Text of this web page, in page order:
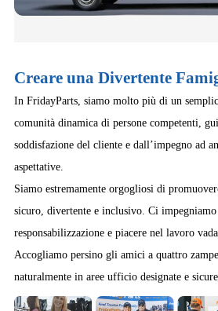
Creare una Divertente
In FridayParts, siamo molto più di un
comunità dinamica di persone competenti,
soddisfazione del cliente e dall’impegno ad
aspettative.
Siamo estremamente orgogliosi di
sicuro, divertente e inclusivo. Ci
responsabilizzazione e piacere nel lavoro
Accogliamo persino gli amici a quattro
naturalmente in aree ufficio designate e